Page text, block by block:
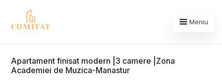
Meniu
Apartament finisat modern |3 camere |Zona
Academiei de Muzica-Manastur